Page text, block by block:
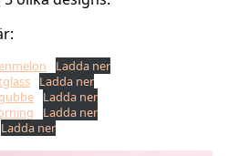
Ladda ner
Ladda ner
Ladda ner
Ladda ner
Ladda ner